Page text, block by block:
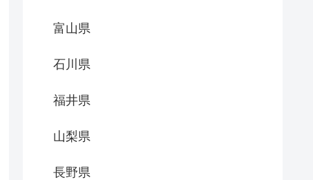
富山県
石川県
福井県
山梨県
長野県